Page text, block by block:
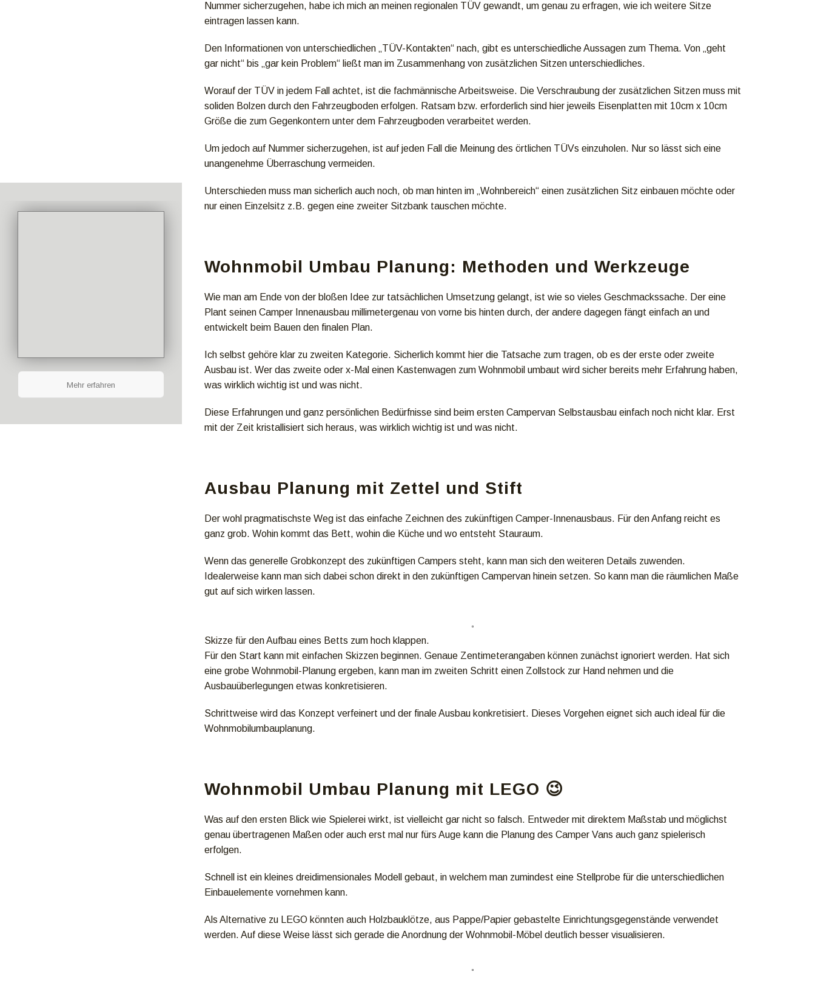
Nummer sicherzugehen, habe ich mich an meinen regionalen TÜV gewandt, um genau zu erfragen, wie ich weitere Sitze
eintragen lassen kann.
Den Informationen von unterschiedlichen „TÜV-Kontakten“ nach, gibt es unterschiedliche Aussagen zum Thema. Von „geht
gar nicht“ bis „gar kein Problem“ ließt man im Zusammenhang von zusätzlichen Sitzen unterschiedliches.
Worauf der TÜV in jedem Fall achtet, ist die fachmännische Arbeitsweise. Die Verschraubung der zusätzlichen Sitzen muss mit
soliden Bolzen durch den Fahrzeugboden erfolgen. Ratsam bzw. erforderlich sind hier jeweils Eisenplatten mit 10cm x 10cm
Größe die zum Gegenkontern unter dem Fahrzeugboden verarbeitet werden.
Um jedoch auf Nummer sicherzugehen, ist auf jeden Fall die Meinung des örtlichen TÜVs einzuholen. Nur so lässt sich eine
unangenehme Überraschung vermeiden.
Unterschieden muss man sicherlich auch noch, ob man hinten im „Wohnbereich“ einen zusätzlichen Sitz einbauen möchte oder
nur einen Einzelsitz z.B. gegen eine zweiter Sitzbank tauschen möchte.
Wohnmobil Umbau Planung: Methoden und Werkzeuge
Wie man am Ende von der bloßen Idee zur tatsächlichen Umsetzung gelangt, ist wie so vieles Geschmackssache. Der eine
Plant seinen Camper Innenausbau millimetergenau von vorne bis hinten durch, der andere dagegen fängt einfach an und
entwickelt beim Bauen den finalen Plan.
Ich selbst gehöre klar zu zweiten Kategorie. Sicherlich kommt hier die Tatsache zum tragen, ob es der erste oder zweite
Ausbau ist. Wer das zweite oder x-Mal einen Kastenwagen zum Wohnmobil umbaut wird sicher bereits mehr Erfahrung haben,
was wirklich wichtig ist und was nicht.
Diese Erfahrungen und ganz persönlichen Bedürfnisse sind beim ersten Campervan Selbstausbau einfach noch nicht klar. Erst
mit der Zeit kristallisiert sich heraus, was wirklich wichtig ist und was nicht.
Ausbau Planung mit Zettel und Stift
Der wohl pragmatischste Weg ist das einfache Zeichnen des zukünftigen Camper-Innenausbaus. Für den Anfang reicht es
ganz grob. Wohin kommt das Bett, wohin die Küche und wo entsteht Stauraum.
Wenn das generelle Grobkonzept des zukünftigen Campers steht, kann man sich den weiteren Details zuwenden.
Idealerweise kann man sich dabei schon direkt in den zukünftigen Campervan hinein setzen. So kann man die räumlichen Maße
gut auf sich wirken lassen.
Skizze für den Aufbau eines Betts zum hoch klappen.
Für den Start kann mit einfachen Skizzen beginnen. Genaue Zentimeterangaben können zunächst ignoriert werden. Hat sich
eine grobe Wohnmobil-Planung ergeben, kann man im zweiten Schritt einen Zollstock zur Hand nehmen und die
Ausbauüberlegungen etwas konkretisieren.
Schrittweise wird das Konzept verfeinert und der finale Ausbau konkretisiert. Dieses Vorgehen eignet sich auch ideal für die
Wohnmobilumbauplanung.
Wohnmobil Umbau Planung mit LEGO 😉
Was auf den ersten Blick wie Spielerei wirkt, ist vielleicht gar nicht so falsch. Entweder mit direktem Maßstab und möglichst
genau übertragenen Maßen oder auch erst mal nur fürs Auge kann die Planung des Camper Vans auch ganz spielerisch
erfolgen.
Schnell ist ein kleines dreidimensionales Modell gebaut, in welchem man zumindest eine Stellprobe für die unterschiedlichen
Einbauelemente vornehmen kann.
Als Alternative zu LEGO könnten auch Holzbauklötze, aus Pappe/Papier gebastelte Einrichtungsgegenstände verwendet
werden. Auf diese Weise lässt sich gerade die Anordnung der Wohnmobil-Möbel deutlich besser visualisieren.
Mehr erfahren